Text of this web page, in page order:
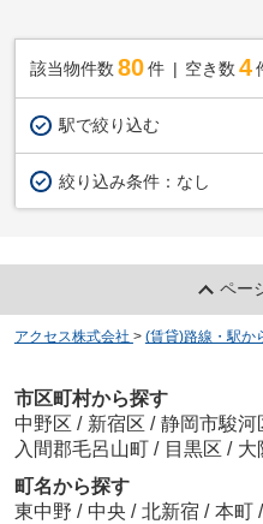
該当物件数 80件 空き数 4
駅で絞り込む
絞り込み条件： なし
ペー
アクセス株式会社 > (賃貸)路線・駅か
市区町村から探す
中野区 / 新宿区 / 静岡市駿河
入間郡毛呂山町 / 目黒区 / 大
町名から探す
東中野 / 中央 / 北新宿 / 本町 /